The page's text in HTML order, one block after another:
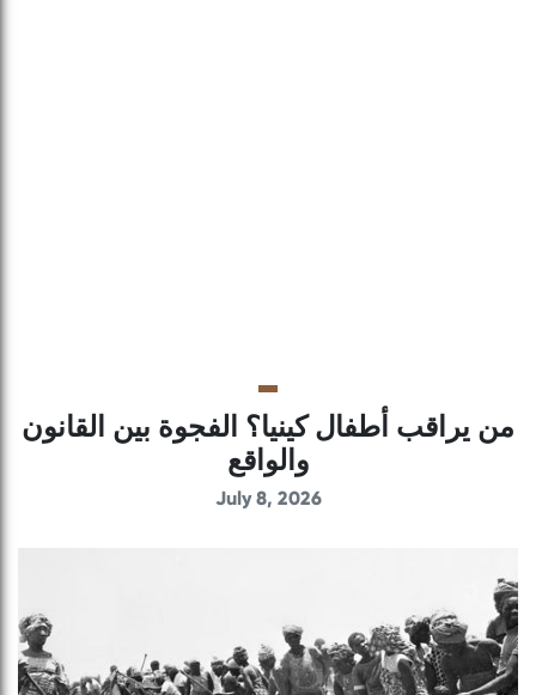
من يراقب أطفال كينيا؟ الفجوة بين القانون
والواقع
July 8, 2026